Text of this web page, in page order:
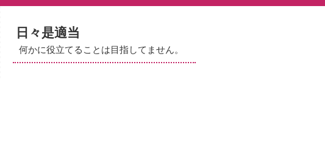
日々是適当
何かに役立てることは目指してません。